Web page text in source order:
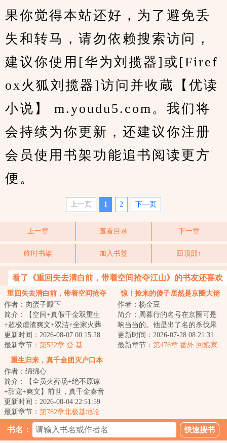
果你觉得本站还好，为了避免丢
失和转马，请勿依赖搜索访问，
建议你使用[华为刘揽器]或[Firef
ox火狐刘揽器]访问并收蔵【优读
小说】 m.youdu5.com。我们将
会持续为你更新，还建议你注册
会员使用书架功能追书阅读更方
便。
上一页 1 2 下—页
上一章 查看目录 下一章
临时书架 加入书签 回顶部↑
看了《重回失去清白前，带着空间抢夺江山》的书友还喜欢
看
重回失去清白前，带着空间抢夺
江山
作者：肉蛋子殿下
简介：【空间+真假千金双重生
+超极虐渣爽文+双洁+全家火葬
场】&lt;br/&gt;【白切黑、貌美绝
伦贵女+禁欲、...
更新时间：2026-08-07 00:15:28
最新章节： 第522章 登 基
惊！捡来的傻子居然是京圈大佬
作者：杨金豆
简介：周暮行的名号在京圈可是
响当当的。他是出了名的杀伐果
断，腹黑无情，在一众兄弟里
面，优秀到让人望...
更新时间：2026-07-28 08:21:31
最新章节： 第476章 番外 回娘家
重生归来，真千金团灭户口本
作者：绵绵心
简介：【全员火葬场+绝不原谅
+甜宠+爽文】前世，真千金秦音
认亲回家后拼命讨好付出，渴求
亲情，临死前全...
更新时间：2026-08-04 22:51:59
最新章节： 第782章北极基地论
坛，崔游安有个人密码
书名：